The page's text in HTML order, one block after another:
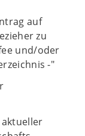
auf
zu
und/oder
-"